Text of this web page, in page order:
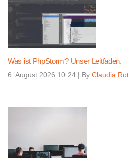
Was ist PhpStorm? Unser Leitfaden.
6. August 2026 10:24 | By Claudia